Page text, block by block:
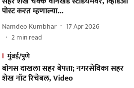
पोस्ट करत म्हणाल्या...
Namdeo Kumbhar
17 Apr 2026
2min read
मुंबई/पुणे
बोगस दाखला सहर बेपत्ता; नगरसेविका सहर
शेख नॉट रिचेबल, Video